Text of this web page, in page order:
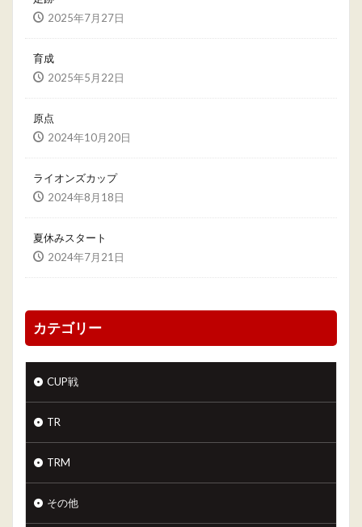
2025年7月27日
育成
2025年5月22日
原点
2024年10月20日
ライオンズカップ
2024年8月18日
夏休みスタート
2024年7月21日
カテゴリー
CUP戦
TR
TRM
その他